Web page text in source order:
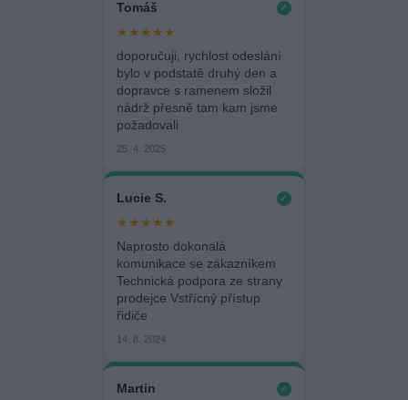
Tomáš ✓
★★★★★
doporučuji, rychlost odeslání
bylo v podstatě druhý den a
dopravce s ramenem složil
nádrž přesně tam kam jsme
požadovali
25. 4. 2025
Lucie S. ✓
★★★★★
Naprosto dokonalá
komunikace se zákazníkem
Technická podpora ze strany
prodejce Vstřícný přístup
řidiče
14. 8. 2024
Martin ✓